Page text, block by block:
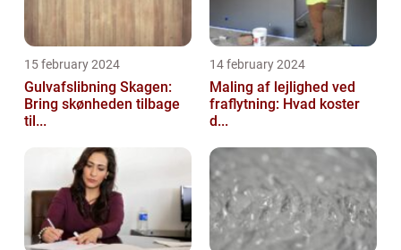
15 february 2024
Gulvafslibning Skagen:
Bring skønheden tilbage
til...
14 february 2024
Maling af lejlighed ved
fraflytning: Hvad koster
d...